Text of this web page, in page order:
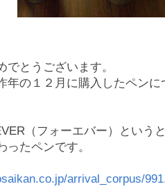
でとうございます。
年の１２月に購入したペン
（フォーエバー）という
ったペンです。
arrival_corpus/